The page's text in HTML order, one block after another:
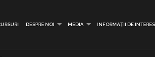
DESPRE NOI MEDIA INFORMAȚII DE